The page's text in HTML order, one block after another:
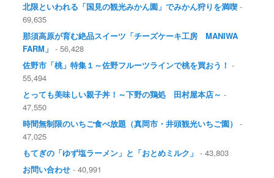
北限といわれる「国見の観光みかん園」でみかん狩りを満喫 -
69,635
那須高原が育む絶品スイーツ「チーズケーキ工房 MANIWA
FARM」 - 56,428
佐野市「桃」特集１～佐野フルーツラインで桃を買おう！ -
55,494
とっても美味しい親子丼！～下野の鶏処 田村屋本店～ -
47,550
時間無制限のいちご食べ放題（真岡市・井頭観光いちご園）
-
47,025
もてぎの「ゆず塩ラーメン」と「おとめミルク」 - 43,803
お問い合わせ - 40,991